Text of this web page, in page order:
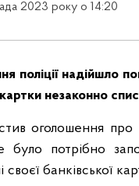
2023 року о 14:20
поліції надійшло
незаконно
оголошення
було потрібно
банківської